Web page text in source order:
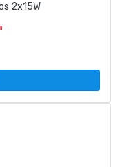
2x15W